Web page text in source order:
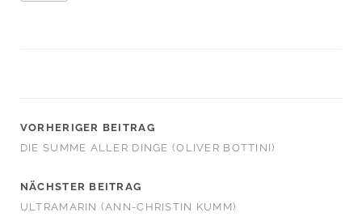
VORHERIGER BEITRAG
DIE SUMME ALLER DINGE (OLIVER BOTTINI)
NÄCHSTER BEITRAG
ULTRAMARIN (ANN-CHRISTIN KUMM)